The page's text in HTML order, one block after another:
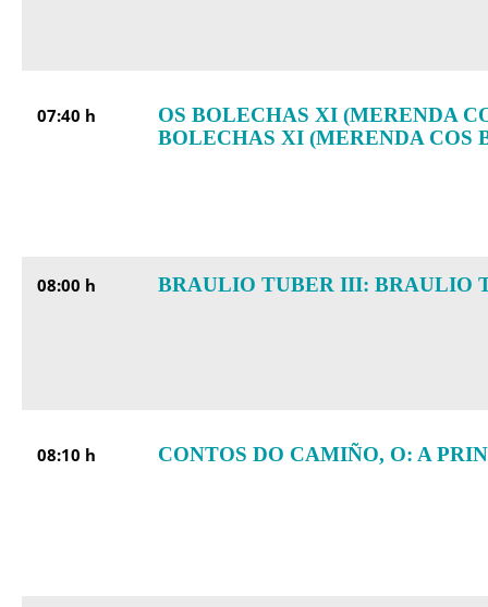
07:40 h
OS BOLECHAS XI (MERENDA
BOLECHAS XI (MERENDA COS
08:00 h BRAULIO TUBER III: BRAULIO
08:10 h CONTOS DO CAMIÑO, O: A